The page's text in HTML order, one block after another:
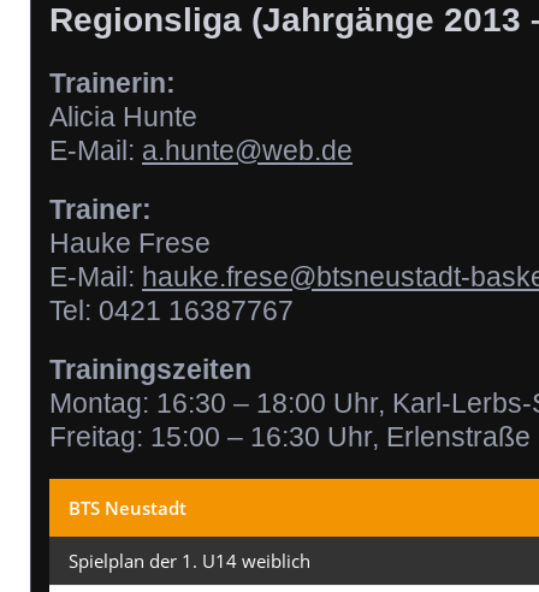
Regionsliga (Jahrgänge 2013
Trainerin:
Alicia Hunte
E-Mail: a.hunte@web.de
Trainer:
Hauke Frese
E-Mail: hauke.frese@btsneustadt-
Tel: 0421 16387767
Trainingszeiten
Montag: 16:30 – 18:00 Uhr, Karl-
Freitag: 15:00 – 16:30 Uhr, Erlenstraße